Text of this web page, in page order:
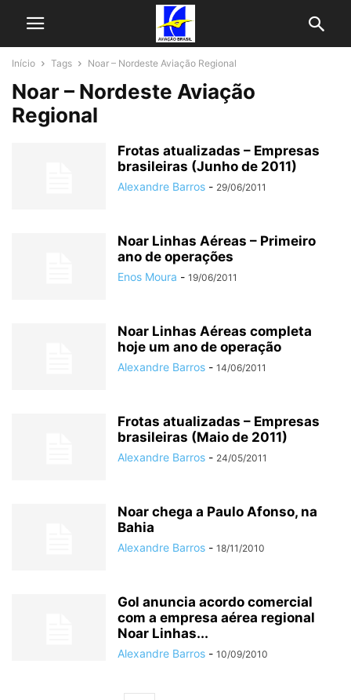
Início Tags Noar – Nordeste Aviação Regional
Noar – Nordeste Aviação
Regional
Frotas atualizadas – Empresas
brasileiras (Junho de 2011)
Alexandre Barros - 29/06/2011
Noar Linhas Aéreas – Primeiro
ano de operações
Enos Moura - 19/06/2011
Noar Linhas Aéreas completa
hoje um ano de operação
Alexandre Barros - 14/06/2011
Frotas atualizadas – Empresas
brasileiras (Maio de 2011)
Alexandre Barros - 24/05/2011
Noar chega a Paulo Afonso, na
Bahia
Alexandre Barros - 18/11/2010
Gol anuncia acordo comercial
com a empresa aérea regional
Noar Linhas...
Alexandre Barros - 10/09/2010